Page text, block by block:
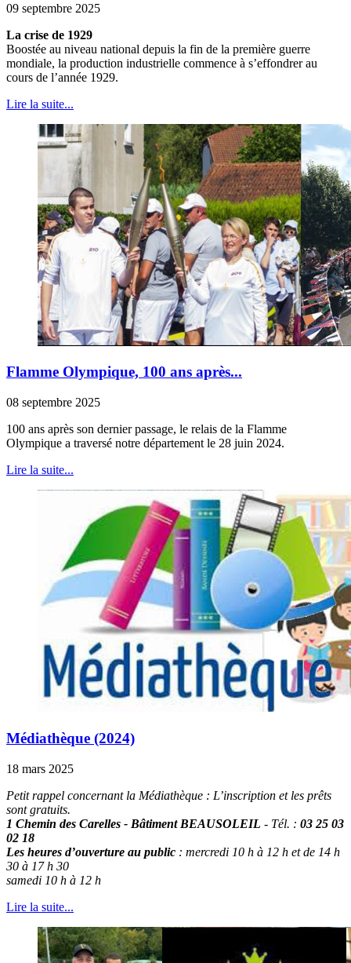
09 septembre 2025
La crise de 1929
Boostée au niveau national depuis la fin de la première guerre
mondiale, la production industrielle commence à s’effondrer au
cours de l’année 1929.
Lire la suite...
Flamme Olympique, 100 ans après...
08 septembre 2025
100 ans après son dernier passage, le relais de la Flamme
Olympique a traversé notre département le 28 juin 2024.
Lire la suite...
Médiathèque (2024)
18 mars 2025
Petit rappel concernant la Médiathèque : L’inscription et les prêts
sont gratuits.
1 Chemin des Carelles - Bâtiment BEAUSOLEIL - Tél. : 03 25 03
02 18
Les heures d’ouverture au public : mercredi 10 h à 12 h et de 14 h
30 à 17 h 30
samedi 10 h à 12 h
Lire la suite...